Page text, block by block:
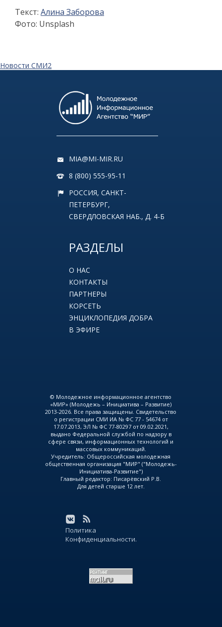
Текст: Алина Заборова
Фото: Unsplash
Новости СМИ2
MIA@MI-MIR.RU
8 (800) 555-95-11
РОССИЯ, САНКТ-
ПЕТЕРБУРГ,
СВЕРДЛОВСКАЯ НАБ., Д. 4-Б
РАЗДЕЛЫ
О НАС
КОНТАКТЫ
ПАРТНЕРЫ
КОРСЕТЬ
ЭНЦИКЛОПЕДИЯ ДОБРА
В ЭФИРЕ
© Молодежное информационное агентство
«МИР» (Молодежь – Инициатива – Развитие)
2013-2026. Все права защищены. Свидетельство
о регистрации СМИ ИА № ФС 77 - 54674 от
17.07.2013, ЭЛ № ФС 77-80297 от 09.02.2021,
выдано Федеральной службой по надзору в
сфере связи, информационных технологий и
массовых коммуникаций.
Учредитель: Общероссийская молодежная
общественная организация "МИР" ("Молодежь-
Инициатива-Развитие")
Главный редактор: Писарёвский Р.В.
Для детей старше 12 лет.
Политика
Конфиденциальности.